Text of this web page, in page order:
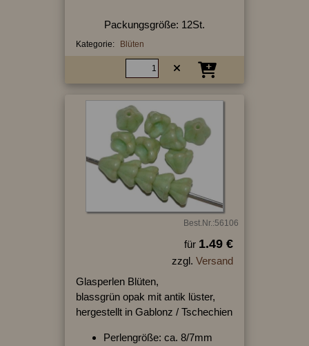
Packungsgröße: 12St.
Kategorie: Blüten
Best.Nr.:56106
für 1.49 €
zzgl. Versand
Glasperlen Blüten,
blassgrün opak mit antik lüster,
hergestellt in Gablonz / Tschechien
Perlengröße: ca. 8/7mm